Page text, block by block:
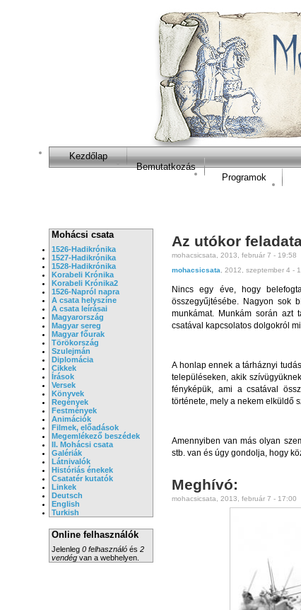
Kezdőlap
Bemutatkozás
Programok
Mohácsi csata
1526-Hadikrónika
1527-Hadikrónika
1528-Hadikrónika
Korabeli Krónika
Korabeli Krónika2
1526-Napról napra
A csata helyszíne
A csata leírásai
Magyarország
Magyar sereg
Magyar főurak
Törökország
Szulejmán
Diplomácia
Cikkek
Írások
Versek
Könyvek
Regények
Festmények
Animációk
Filmek, előadások
Megemlékező beszédek
II. Mohácsi csata
Galériák
Látnivalók
Históriás énekek
Csatatér kutatók
Linkek
Deutsch
English
Turkish
Online felhasználók
Jelenleg 0 felhasználó és 2
vendég van a webhelyen.
Az utókor
mohacsicsata, 2013, február 7 - 19:58
mohacsicsata , 2012, szeptember 4 -
Nincs egy éve, hogy
összegyűjtésébe. Nagyon sok
munkámat. Munkám során
csatával kapcsolatos dolgokról
A honlap ennek a tárháznyi
településeken, akik
fényképük, ami a csatával
története, mely a nekem elküldő
Amennyiben van más olyan
stb. van és úgy gondolja, hogy
Meghívó:
mohacsicsata, 2013, február 7 - 17:00